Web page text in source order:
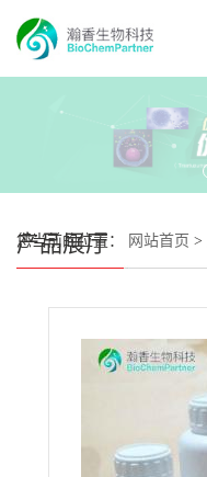
产品展厅
您当前的位置： 网站首页 >